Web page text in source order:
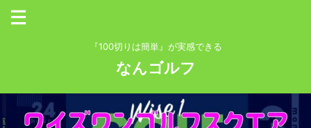
『100切りは簡単』が実感できる
なんゴルフ